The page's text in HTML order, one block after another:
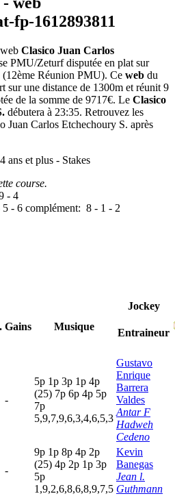
Clasico Juan Carlos
PMU/Zeturf disputée en plat sur
(12ème Réunion PMU). Ce web du
sur une distance de 1300m et réunit 9
de la somme de 9717€. Le Clasico
débutera à 23:35. Retrouvez les
Juan Carlos Etchechoury S. après
ans et plus - Stakes
course.
- 4
5 - 6 complément: 8 - 1 - 2
Gains Musique
Jockey
Entraineur
-
5p 1p 3p 1p 4p
(25) 7p 6p 4p 5p
7p
5,9,7,9,6,3,4,6,5,3
Gustavo
Enrique
Barrera
Valdes
Antar F
Hadweh
Cedeno
-
9p 1p 8p 4p 2p
(25) 4p 2p 1p 3p
5p
1,9,2,6,8,6,8,9,7,5
Kevin
Banegas
Jean l.
Guthmann